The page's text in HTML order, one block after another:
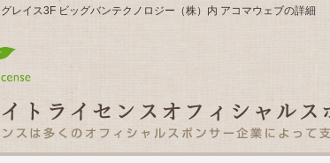
レイス3F ビッグバンテクノロジー（株）内 アコマウェブの詳細